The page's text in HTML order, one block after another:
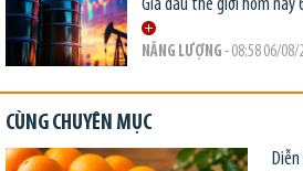
Giá dầu thế giới hôm nay
NĂNG LƯỢNG - 08:58 06/08/
CÙNG CHUYÊN MỤC